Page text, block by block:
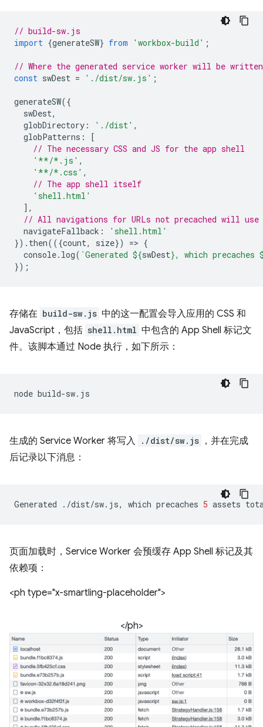
// build-sw.js
import {generateSW} from 'workbox-build' ;
// Where the generated service worker will be
const swDest = './dist/sw.js' ;
generateSW({
swDest,
globDirectory : './dist' ,
globPatterns :
[
// The necessary CSS and JS for the app shell
'**/*.js' ,
'**/*.css' ,
// The app shell itself
'shell.html'
],
// All navigations for URLs not precached will use
navigateFallback :
'shell.html'
}). then(({count, size}) => {
console. log( `Generated ${swDest}, which precaches
});
存储在 build-sw.js 中的这一配置会导入应用的 CSS 和
JavaScript，包括 shell.html 中包含的 App Shell 标记文
件。该脚本通过 Node 执行，如下所示：
node
生成的 Service Worker 将写入 ./dist/sw.js ，并在完成
后记录以下消息：
Generated ./dist/sw.js, which precaches 5 assets
页面加载时，Service Worker 会预缓存 App Shell 标记及其
依赖项：
<ph type="x-smartling-placeholder">
</ph>